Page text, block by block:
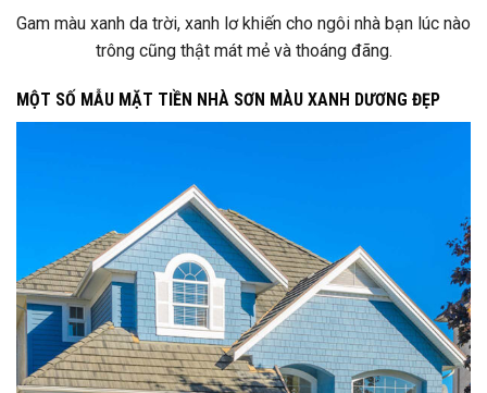
Gam màu xanh da trời, xanh lơ khiến cho ngôi nhà bạn lúc nào
trông cũng thật mát mẻ và thoáng đãng.
MỘT SỐ MẪU MẶT TIỀN NHÀ SƠN MÀU XANH DƯƠNG ĐẸP